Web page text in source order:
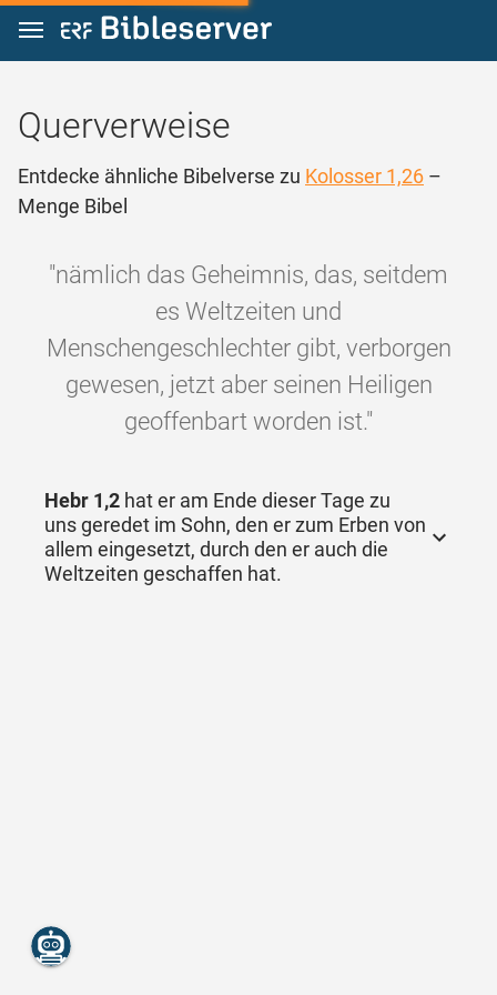
Zum Inhalt springen
Querverweise
Entdecke ähnliche Bibelverse zu Kolosser 1,26 –
Menge Bibel
"nämlich das Geheimnis, das, seitdem
es Weltzeiten und
Menschengeschlechter gibt, verborgen
gewesen, jetzt aber seinen Heiligen
geoffenbart worden ist."
Hebr 1,2 hat er am Ende dieser Tage zu
uns geredet im Sohn, den er zum Erben von
allem eingesetzt, durch den er auch die
Weltzeiten geschaffen hat.